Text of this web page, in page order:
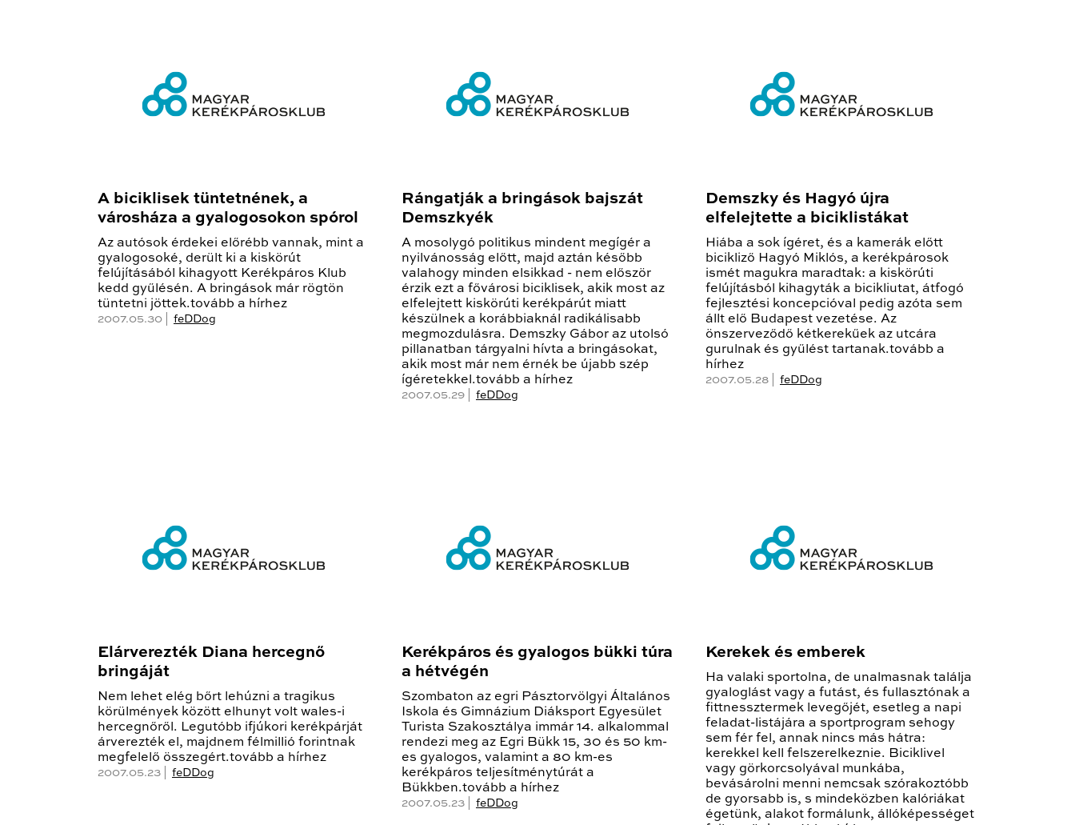
A biciklisek tüntetnének, a
városháza a gyalogosokon spórol
Az autósok érdekei előrébb vannak, mint a
gyalogosoké, derült ki a kiskörút
felújításából kihagyott Kerékpáros Klub
kedd gyűlésén. A bringások már rögtön
tüntetni jöttek.tovább a hírhez
2007.05.30 | feDDog
Rángatják a bringások bajszát
Demszkyék
A mosolygó politikus mindent megígér a
nyilvánosság előtt, majd aztán később
valahogy minden elsikkad - nem először
érzik ezt a fővárosi biciklisek, akik most az
elfelejtett kiskörúti kerékpárút miatt
készülnek a korábbiaknál radikálisabb
megmozdulásra. Demszky Gábor az utolsó
pillanatban tárgyalni hívta a bringásokat,
akik most már nem érnék be újabb szép
ígéretekkel.tovább a hírhez
2007.05.29 | feDDog
Demszky és Hagyó újra
elfelejtette a biciklistákat
Hiába a sok ígéret, és a kamerák előtt
bicikliző Hagyó Miklós, a kerékpárosok
ismét magukra maradtak: a kiskörúti
felújításból kihagyták a bicikliutat, átfogó
fejlesztési koncepcióval pedig azóta sem
állt elő Budapest vezetése. Az
önszerveződő kétkerekűek az utcára
gurulnak és gyűlést tartanak.tovább a
hírhez
2007.05.28 | feDDog
Elárverezték Diana hercegnő
bringáját
Nem lehet elég bőrt lehúzni a tragikus
körülmények között elhunyt volt wales-i
hercegnőről. Legutóbb ifjúkori kerékpárját
árverezték el, majdnem félmillió forintnak
megfelelő összegért.tovább a hírhez
2007.05.23 | feDDog
Kerékpáros és gyalogos bükki túra
a hétvégén
Szombaton az egri Pásztorvölgyi Általános
Iskola és Gimnázium Diáksport Egyesület
Turista Szakosztálya immár 14. alkalommal
rendezi meg az Egri Bükk 15, 30 és 50 km-
es gyalogos, valamint a 80 km-es
kerékpáros teljesítménytúrát a
Bükkben.tovább a hírhez
2007.05.23 | feDDog
Kerekek és emberek
Ha valaki sportolna, de unalmasnak találja
gyaloglást vagy a futást, és fullasztónak a
fittnessztermek levegőjét, esetleg a napi
feladat-listájára a sportprogram sehogy
sem fér fel, annak nincs más hátra:
kerekkel kell felszerelkeznie. Biciklivel
vagy görkorcsolyával munkába,
bevásárolni menni nemcsak szórakoztóbb
de gyorsabb is, s mindeközben kalóriákat
égetünk, alakot formálunk, állóképességet